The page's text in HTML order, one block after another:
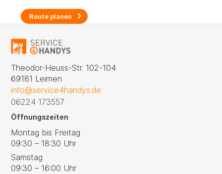
Route planen
Theodor-Heuss-Str. 102-104
69181 Leimen
info@service4handys.de
06224 173557
Öffnungszeiten
Montag bis Freitag
09:30 – 18:30 Uhr
Samstag
09:30 – 16:00 Uhr